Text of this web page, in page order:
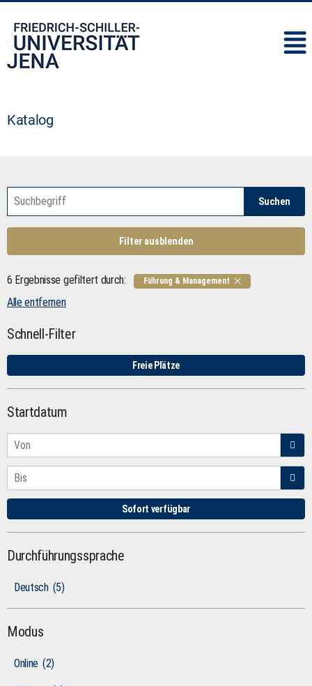
Katalog
Suchen
Filter ausblenden
6 Ergebnisse gefiltert durch: Führung & Management
Alle entfernen
Schnell-Filter
Freie Plätze
Startdatum
Sofort verfügbar
Durchführungssprache
Deutsch (5)
Modus
Online (2)